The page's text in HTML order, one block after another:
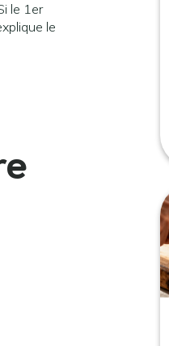
le 1er
le